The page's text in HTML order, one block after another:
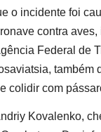
o incidente foi
contra aves,
Federal de
também
colidir com
Kovalenko,